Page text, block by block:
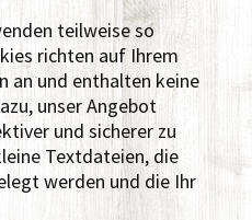
teilweise so
richten auf Ihrem
an und enthalten keine
unser Angebot
und sicherer zu
Textdateien, die
werden und die Ihr